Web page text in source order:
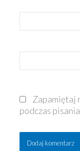
mail*
internetowa
Zapamiętaj
podczas